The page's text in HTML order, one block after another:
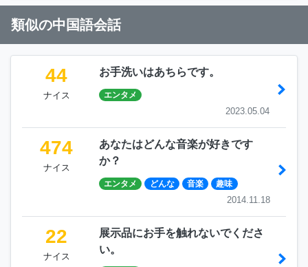
類似の中国語会話
44
ナイス
お手洗いはあちらです。
エンタメ
2023.05.04
474
ナイス
あなたはどんな音楽が好きです
か？
エンタメ どんな 音楽 趣味
2014.11.18
22
ナイス
展示品にお手を触れないでくださ
い。